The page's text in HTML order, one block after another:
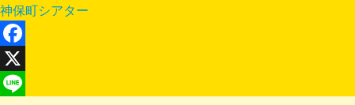
神保町シアター
Facebook
X